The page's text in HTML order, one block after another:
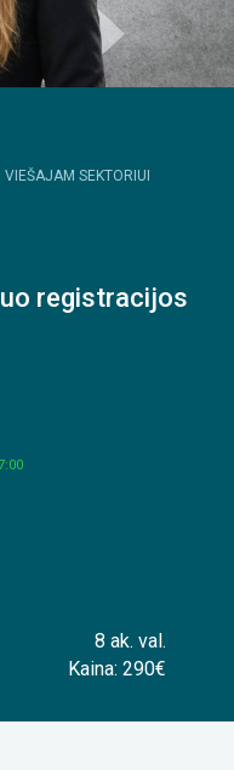
SEKTORIUI
registracijos
8 ak. val.
Kaina: 290€